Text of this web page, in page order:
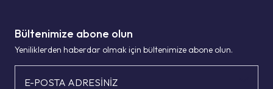
Bültenimize abone olun
Yeniliklerden haberdar olmak için bültenimize abone olun.
E-POSTA ADRESİNİZ